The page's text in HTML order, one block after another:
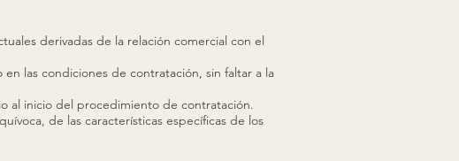
derivadas de la relación comercial con el
las condiciones de contratación, sin faltar a la
al inicio del procedimiento de contratación.
de las características específicas de los